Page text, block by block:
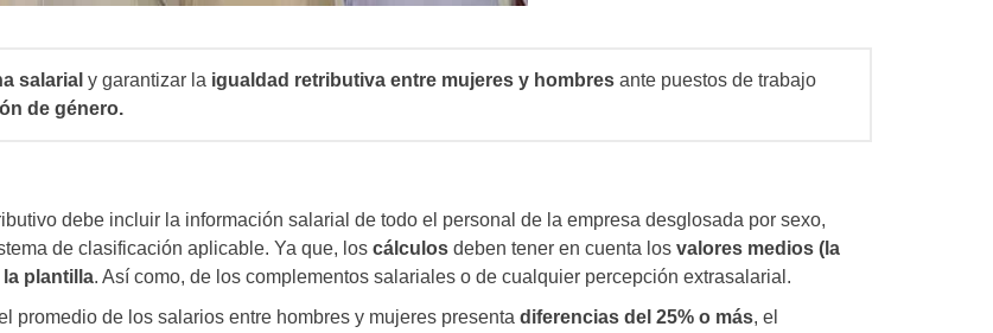
salarial y garantizar la igualdad retributiva entre mujeres y hombres ante puestos de trabajo
de género.
debe incluir la información salarial de todo el personal de la empresa desglosada por sexo,
de clasificación aplicable. Ya que, los cálculos deben tener en cuenta los valores medios (la
plantilla. Así como, de los complementos salariales o de cualquier percepción extrasalarial.
promedio de los salarios entre hombres y mujeres presenta diferencias del 25% o más, el